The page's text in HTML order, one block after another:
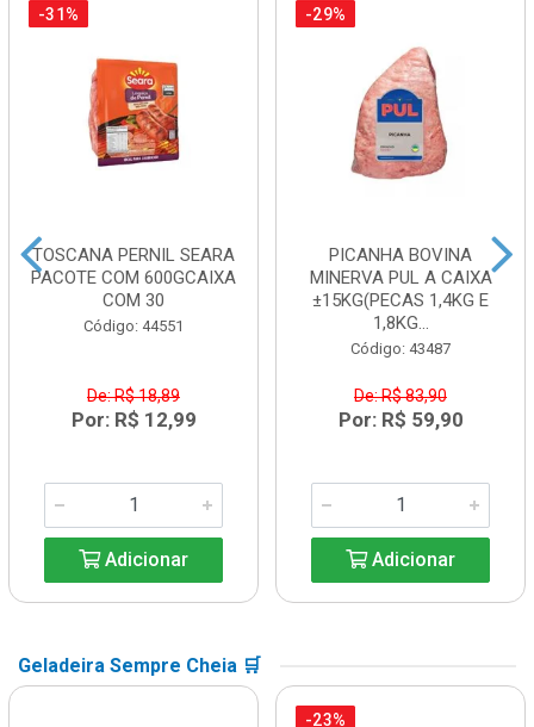
-31%
TOSCANA PERNIL SEARA
PACOTE COM 600GCAIXA
COM 30
Código: 44551
De: R$ 18,89
Por: R$ 12,99
Adicionar
-29%
PICANHA BOVINA
MINERVA PUL A CAIXA
±15KG(PECAS 1,4KG E
1,8KG...
Código: 43487
De: R$ 83,90
Por: R$ 59,90
Adicionar
Geladeira Sempre Cheia 🛒
-23%